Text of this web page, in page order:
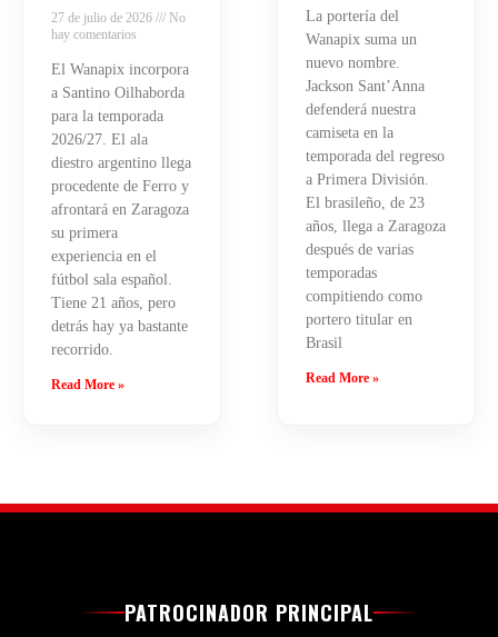
27 de julio de 2026
No
hay comentarios
El Wanapix incorpora
a Santino Oilhaborda
para la temporada
2026/27. El ala
diestro argentino llega
procedente de Ferro y
afrontará en Zaragoza
su primera
experiencia en el
fútbol sala español.
Tiene 21 años, pero
detrás hay ya bastante
recorrido.
Read More »
La portería del
Wanapix suma un
nuevo nombre.
Jackson Sant’Anna
defenderá nuestra
camiseta en la
temporada del regreso
a Primera División.
El brasileño, de 23
años, llega a Zaragoza
después de varias
temporadas
compitiendo como
portero titular en
Brasil
Read More »
PATROCINADOR PRINCIPAL